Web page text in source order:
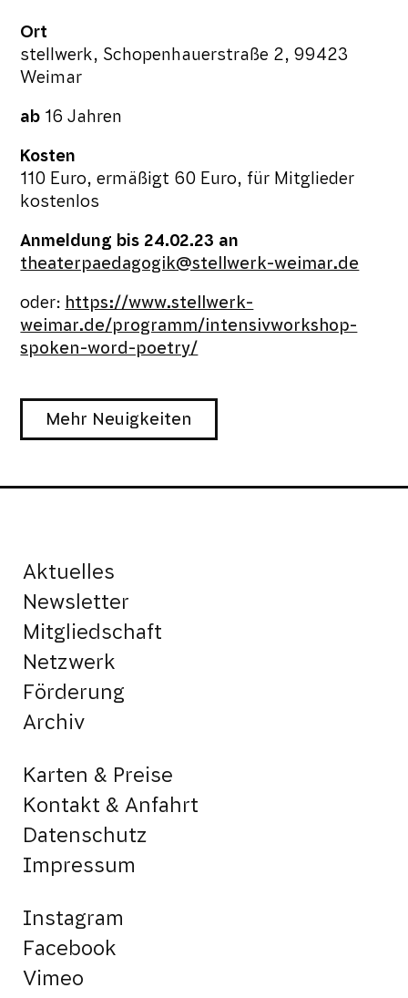
Ort
stellwerk, Schopenhauerstraße 2, 99423
Weimar
ab 16 Jahren
Kosten
110 Euro, ermäßigt 60 Euro, für Mitglieder
kostenlos
Anmeldung bis 24.02.23 an
theaterpaedagogik@stellwerk-weimar.de
oder: https://www.stellwerk-
weimar.de/programm/intensivworkshop-
spoken-word-poetry/
Mehr Neuigkeiten
Aktuelles
Newsletter
Mitgliedschaft
Netzwerk
Förderung
Archiv
Karten & Preise
Kontakt & Anfahrt
Datenschutz
Impressum
Instagram
Facebook
Vimeo